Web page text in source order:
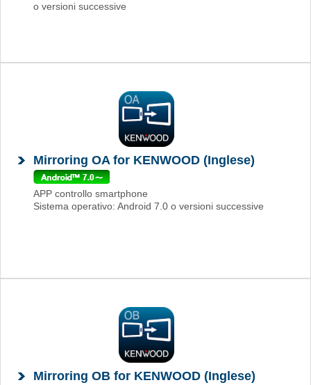
o versioni successive
Mirroring OA for KENWOOD (Inglese)
APP controllo smartphone
Sistema operativo: Android 7.0 o versioni successive
Mirroring OB for KENWOOD (Inglese)